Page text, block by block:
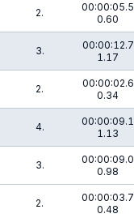
2.
00:00:05.5
0.60
3.
00:00:12.7
1.17
2.
00:00:02.6
0.34
4.
00:00:09.1
1.13
3.
00:00:09.0
0.98
2.
00:00:03.7
0.48